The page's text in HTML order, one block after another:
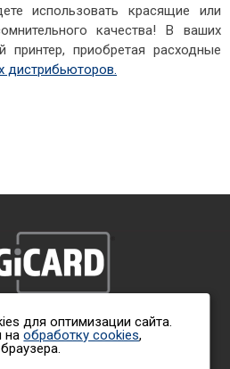
использовать красящие или
качества! В ваших
принтер, приобретая расходные
дистрибьюторов.
персональных данных
+7 (495) 921-22-27
для оптимизации сайта.
наобработку cookies,